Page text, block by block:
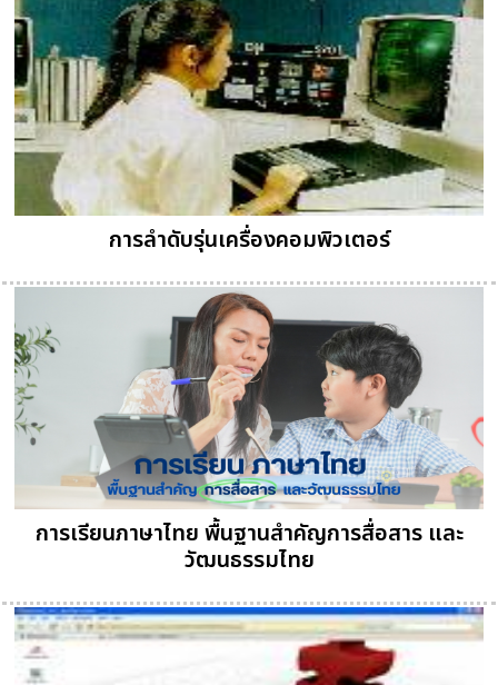
การลำดับรุ่นเครื่องคอมพิวเตอร์
การเรียนภาษาไทย พื้นฐานสำคัญการสื่อสาร และ
วัฒนธรรมไทย